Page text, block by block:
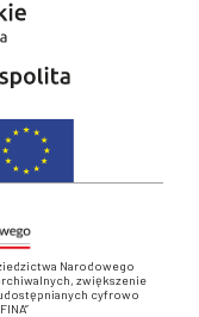
Narodowego
zwiększenie
cyfrowo